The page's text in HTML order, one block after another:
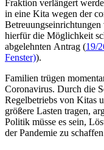
Fraktion verlängert
in eine Kita wegen der
hierfür die Möglichkeit
abgelehnten Antrag (19/
Fenster)).
Familien trügen
Coronavirus. Durch die
Regelbetriebs von Kitas
größere Lasten tragen,
Politik müsse es sein,
der Pandemie zu